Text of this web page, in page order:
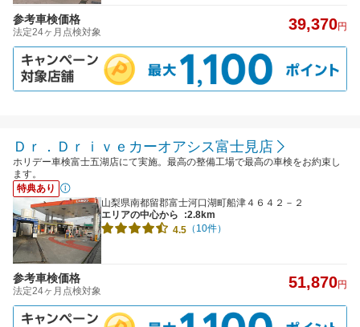
参考車検価格
法定24ヶ月点検対象 39,370円
Ｄｒ．Ｄｒｉｖｅカーオアシス富士見店
ホリデー車検富士五湖店にて実施。最高の整備工場で最高の車検をお約束し
ます。
特典あり
山梨県南都留郡富士河口湖町船津４６４２－２
エリアの中心から
:2.8km
4.5 （10件）
参考車検価格
法定24ヶ月点検対象 51,870円